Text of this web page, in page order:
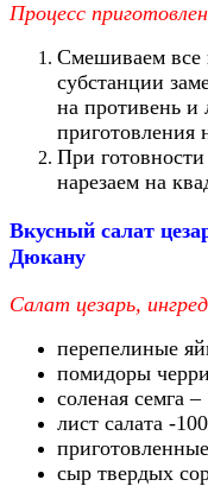
Процесс
Смешиваем все
субстанции
на противень и
приготовления
При
нарезаем на
Вкусный салат
Дюкану
Салат цезарь,
перепелиные
помидоры
соленая семга –
лист салата -
сыр твердых